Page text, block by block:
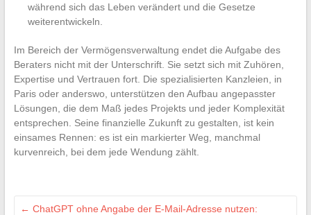
während sich das Leben verändert und die Gesetze
weiterentwickeln.
Im Bereich der Vermögensverwaltung endet die Aufgabe des
Beraters nicht mit der Unterschrift. Sie setzt sich mit Zuhören,
Expertise und Vertrauen fort. Die spezialisierten Kanzleien, in
Paris oder anderswo, unterstützen den Aufbau angepasster
Lösungen, die dem Maß jedes Projekts und jeder Komplexität
entsprechen. Seine finanzielle Zukunft zu gestalten, ist kein
einsames Rennen: es ist ein markierter Weg, manchmal
kurvenreich, bei dem jede Wendung zählt.
← ChatGPT ohne Angabe der E-Mail-Adresse nutzen: